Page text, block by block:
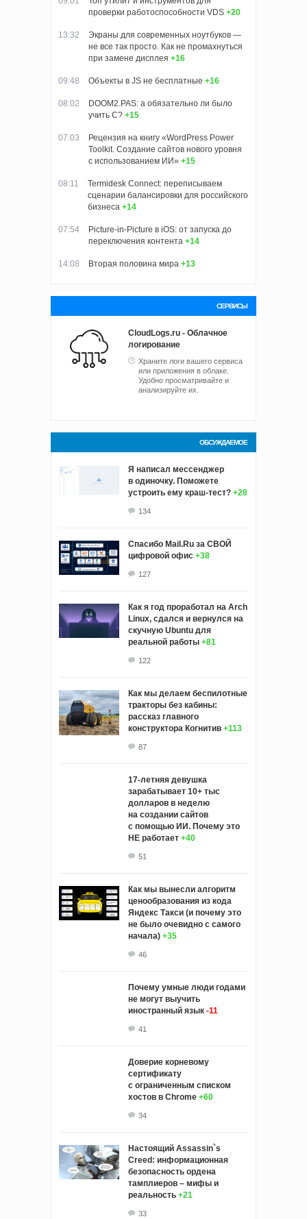
проверки работоспособности VDS +20
13:32
Экраны для современных ноутбуков —
не все так просто. Как не промахнуться
при замене дисплея +16
09:48 Объекты в JS не бесплатные +16
08:02
DOOM2.PAS: а обязательно ли было
учить C? +15
07:03
Рецензия на книгу «WordPress Power
Toolkit. Создание сайтов нового уровня
с использованием ИИ» +15
08:11
Termidesk Connect: переписываем
сценарии балансировки для российского
бизнеса +14
07:54
Picture-in-Picture в iOS: от запуска до
переключения контента +14
14:08 Вторая половина мира +13
СЕРВИСЫ
CloudLogs.ru - Облачное
логирование
Храните логи вашего сервиса
или приложения в облаке.
Удобно просматривайте и
анализируйте их.
ОБСУЖДАЕМОЕ
Я написал мессенджер
в одиночку. Поможете
устроить ему краш‑тест? +28
134
Спасибо Mail.Ru за СВОЙ
цифровой офис +38
127
Как я год проработал на Arch
Linux, сдался и вернулся на
скучную Ubuntu для
реальной работы +81
122
Как мы делаем беспилотные
тракторы без кабины:
рассказ главного
конструктора Когнитив +113
87
17-летняя девушка
зарабатывает 10+ тыс
долларов в неделю
на создании сайтов
с помощью ИИ. Почему это
НЕ работает +40
51
Как мы вынесли алгоритм
ценообразования из кода
Яндекс Такси (и почему это
не было очевидно с самого
начала) +35
46
Почему умные люди годами
не могут выучить
иностранный язык -11
41
Доверие корневому
сертификату
с ограниченным списком
хостов в Chrome +60
34
Настоящий Assassin`s
Creed: информационная
безопасность ордена
тамплиеров – мифы и
реальность +21
33